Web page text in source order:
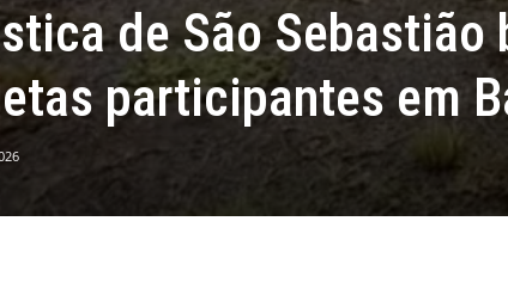
de São Sebastião
participantes em